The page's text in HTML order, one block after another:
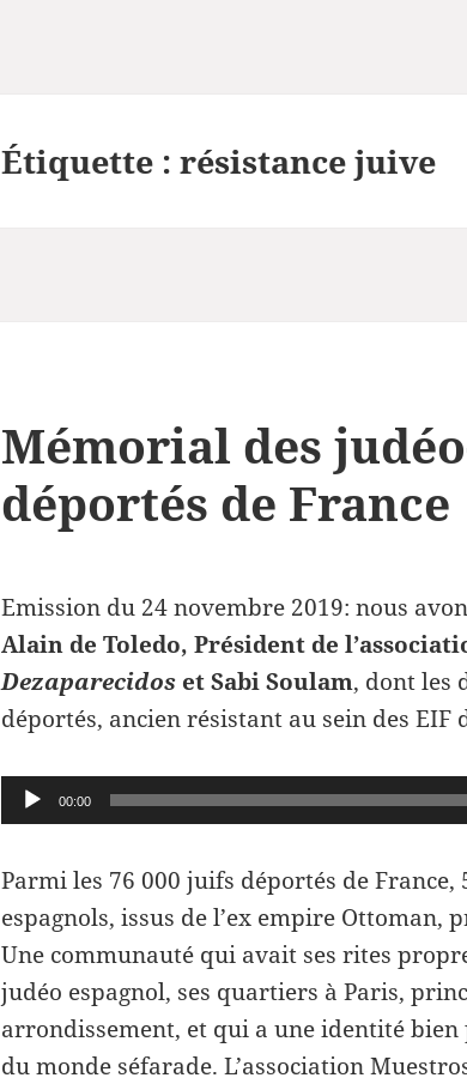
Étiquette :résistance juive
Mémorial des
déportés de France
Emission du 24 novembre 2019: nous
Alain de Toledo, Président de
Dezaparecidos et Sabi Soulam, dont les
déportés, ancien résistant au sein des EIF
Lecteur
audio
00:00
Parmi les 76 000 juifs déportés de France,
espagnols, issus de l’ex empire Ottoman,
Une communauté qui avait ses rites
judéo espagnol, ses quartiers à Paris,
arrondissement, et qui a une identité
du monde séfarade. L’association